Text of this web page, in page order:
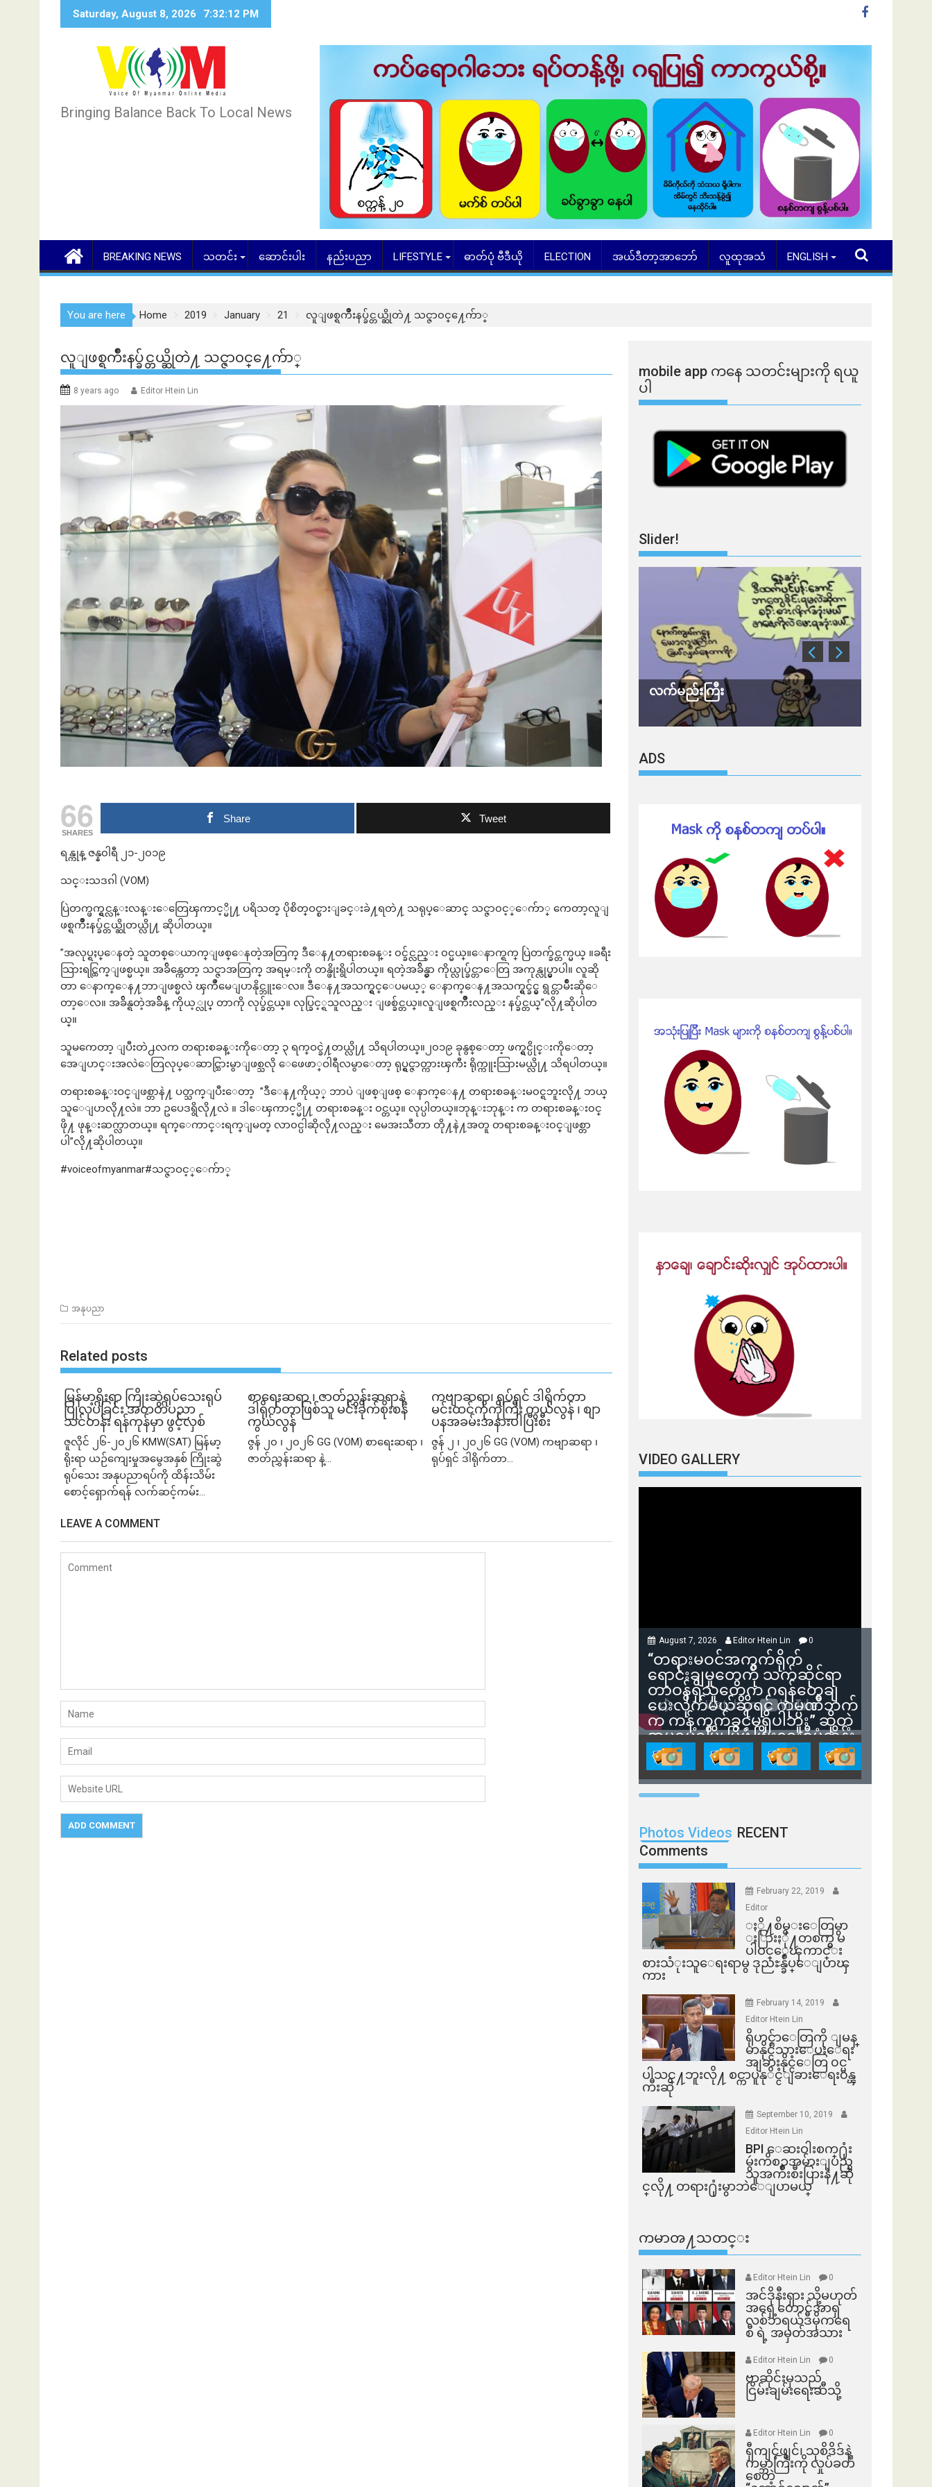
Saturday, August 8, 2026 7:32:13 PM
Bringing Balance Back To Local News
BREAKING NEWS သတင်း ဆောင်းပါး နည်းပညာ LIFESTYLE ဓာတ်ပုံ ဗီဒီယို ELECTION အယ်ဒီတာ့အာဘော် လူထုအသံ ENGLISH
You are here Home 2019 January 21 လူျဖစ္ရက်ိဳးနပ္ခ်င္တယ္ဆိုတဲ႔ သင္ဇာ၀င္႔ေက်ာ္
လူျဖစ္ရက်ိဳးနပ္ခ်င္တယ္ဆိုတဲ႔ သင္ဇာ၀င္႔ေက်ာ္
8 years ago Editor Htein Lin
66
SHARES
Share Tweet
ရန္ကုန္ ဇန္န၀ါရီ ၂၁-၂၀၁၉
သင္းသဒၵါ (VOM)
ပြဲတက္ဖက္ရွင္လန္းလန္းေတြေၾကာင့္မို႔ ပရိသတ္ ပိုစိတ္ဝင္စားျခင္းခဲ႔ရတဲ႔ သရုပ္ေဆာင္ သင္ဇာ၀င့္ေက်ာ္ ကေတာ့လူျ
ဖစ္ရက်ိဳးနပ္ခ်င္တယ္ဆိုတယ္လို႔ ဆိုပါတယ္။
”အလုပ္ရႈပ္ေနတဲ့ သူတစ္ေယာက္ျဖစ္ေနတဲ့အတြက္ ဒီေန႔တရားစခန္း ၀င္ခ်င္လည္း ၀င္မယ္။ေနာက္ရက္ ပြဲတက္ခ်င္တက္မယ္ ။ခရီး
သြားရင္ထြက္ျဖစ္မယ္။ အခ်ိန္ကေတာ့ သင္ဇာအတြက္ အရမ္းကို တန္ဖိုးရွိပါတယ္။ ရတဲ့အခ်ိန္မွာ ကိုယ္လုပ္ခ်င္တာေတြ အကုန္လုပ္မွာပါ။ လူဆို
တာ ေနာက္ေန႔ဘာျဖစ္မလဲ ၾကိဳမေျပာနိုင္ဘူးေလ။ ဒီေန႔အသက္ရွင္ေပမယ့္ ေနာက္ေန႔အသက္ရွင္ခ်င္မွ ရွင္တာမ်ိဳးဆိုေ
တာ့ေလ။ အခ်ိန္ရတဲ့အခ်ိန္ ကိုယ့္လုပ္ တာကို လုပ္ခ်င္တယ္။ လုပ္ခြင့္ရသူလည္း ျဖစ္ခ်င္တယ္။လူျဖစ္ရက်ိဳးလည္း နပ္ခ်င္တယ္”လို႔ဆိုပါတ
ယ္။
သူမကေတာ့ ျပီးတဲ႕လက တရားစခန္းကိုေတာ့ ၃ ရက္ဝင္ခဲ႔တယ္လို႔ သိရပါတယ္။၂၀၁၉ ခုနွစ္ေတာ့ ဖက္ရွင္ပိုင္းကိုေတာ့
အေျပာင္းအလဲေတြလုပ္ေဆာင္သြားမွာျဖစ္သလို ေဖေဖာ္ဝါရီလမွာေတာ့ ရုပ္ရွင္ဇာတ္ကားၾကီး ရိုက္ကူးသြားမယ္လို႔ သိရပါတယ္။
တရားစခန္းဝင္ျဖစ္တာနဲ႔ ပတ္သက္ျပီးေတာ့ ”ဒီေန႔ကိုယ့္ ဘာပဲ ျဖစ္ျဖစ္ ေနာက္ေန႔ တရားစခန္းမ၀င္ရဘူးလို႔ ဘယ္
သူေျပာလို႔လဲ။ ဘာ ဥပေဒရွိလို႔လဲ ။ ဒါေၾကာင့္မို႔ တရားစခန္း ၀င္တယ္။ လုပ္ပါတယ္။ဘုန္းဘုန္း က တရားစခန္း၀င္
ဖို႔ ဖုန္းဆက္လာတယ္။ ရက္ေကာင္းရက္ျမတ္ လာ၀င္ပါဆိုလို႔လည္း မေအးသီတာ တို႔နဲ႔အတူ တရားစခန္း၀င္ျဖစ္တာ
ပါ”လို႔ဆိုပါတယ္။
#voiceofmyanmar#သင္ဇာဝင့္ေက်ာ္
အနုပညာ
Related posts
မြန်မာ့ရိုးရာ ကြိုးဆွဲရုပ်သေးရုပ်
ပြုလုပ်ခြင်း အတတ်ပညာ
သင်တန်း ရန်ကုန်မှာ ဖွင့်လှစ်
ဇူလိုင် ၂၆-၂၀၂၆ KMW(SAT) မြန်မာ့
ရိုးရာ ယဉ်ကျေးမှုအမွေအနှစ် ကြိုးဆွဲ
ရုပ်သေး အနုပညာရပ်ကို ထိန်းသိမ်း
စောင့်ရှောက်ရန် လက်ဆင့်ကမ်း...
စာရေးဆရာ ၊ ဇာတ်ညွှန်းဆရာနဲ့
ဒါရိုက်တာဖြစ်သူ မင်းခိုက်စိုးစန်
ကွယ်လွန်
ဇွန် ၂၀ ၊ ၂၀၂၆ GG (VOM) စာရေးဆရာ ၊
ဇာတ်ညွှန်းဆရာ နဲ့...
ကဗျာဆရာ၊ ရုပ်ရှင် ဒါရိုက်တာ
မင်းထင်ကိုကိုကြီး ကွယ်လွန် ၊ စျာ
ပနအခမ်းအနားပါပြီးစီး
ဇွန် ၂ ၊ ၂၀၂၆ GG (VOM) ကဗျာဆရာ ၊
ရုပ်ရှင် ဒါရိုက်တာ...
LEAVE A COMMENT
mobile app ​​ကနေ ​​သတင်းများကို ရယူ
ပါ
Slider!
ဘဏ်နဲ့အကြွေး ဘာလျှော့မလဲ လက်မည်းကြီး
ADS
VIDEO GALLERY
August 7, 2026 Editor Htein Lin 0
“တရားမဝင်အကွက်ရိုက်
ရောင်းချမှုတွေကို သက်ဆိုင်ရာ
တာဝန်ရှိသူတွေက ဂရန်တွေချ
ပေးလိုက်မယ်ဆိုရင် ကုမ္ပဏီဘက်
က ကန့်ကွက်ခွင့်မရှိပါဘူး” ဆိုတဲ့
အမရပူရမြို့ပြဖွံ့ဖြိုးရေးစီမံကိန်း
ဒါရိုက်တာ ဦးဇော်ရဲဝင်းနဲ့ တွေ့ဆုံ
ခြင်း
Photos Videos RECENT
Comments
February 22, 2019
Editor
ႏို႔စိမ္းေတြမွာ
ႏြားႏို႔တစက္မွ မ
ပါဝင္ေၾကာင္း
စားသံုးသူေရးရာမွ ဒုညႊန္ခ်ဳပ္ေျပာၾ
ကား
February 14, 2019
Editor Htein Lin
ရိုဟင္ဂ်ာေတြကို ျမန္
မာနိုင္ငံသားေပးေရး
အျခားနိုင္ငံေတြ ၀င္မ
ပါသင္႔ဘူးလို႔ စင္ကာပူနုိင္ငံျခားေရး၀န္ၾ
ကီးဆို
September 10, 2019
Editor Htein Lin
BPI ​ေဆးဝါးစက္​႐ုံး
မွဴးကိစၥအမ်ားျပည္​
သူအက်ိဳးစီးပြားနဲ႔ဆို
င္​လို႔ တရား႐ုံးမွာဘဲေျပာမယ္​
ကမာၻ႔သတင္း
Editor Htein Lin 0
အင်ဒိုနီးရှား သို့မဟုတ်
အရှေ့တောင်အာရှ
လစ်ဘရယ်ဒီမိုကရေ
စီ ရဲ့ အမှတ်အသား
Editor Htein Lin 0
ဗာဆိုင်းမှသည်
ငြိမ်းချမ်းရေးဆီသို့
Editor Htein Lin 0
ရှီကျင့်ဖျင်၊ သုစိဒိဒ်နဲ့
ကမ္ဘာကြီးကို လှုပ်ခတ်
စေတဲ့